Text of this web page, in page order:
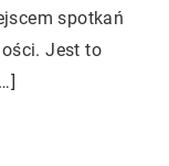
spotkań
Jest to